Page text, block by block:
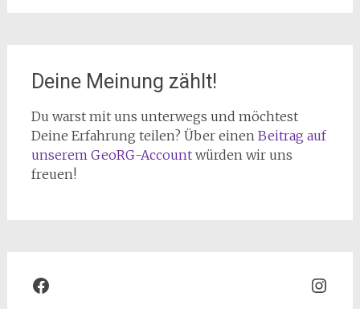
Deine Meinung zählt!
Du warst mit uns unterwegs und möchtest
Deine Erfahrung teilen? Über einen Beitrag auf
unserem GeoRG-Accountwürden wir uns
freuen!
Facebook